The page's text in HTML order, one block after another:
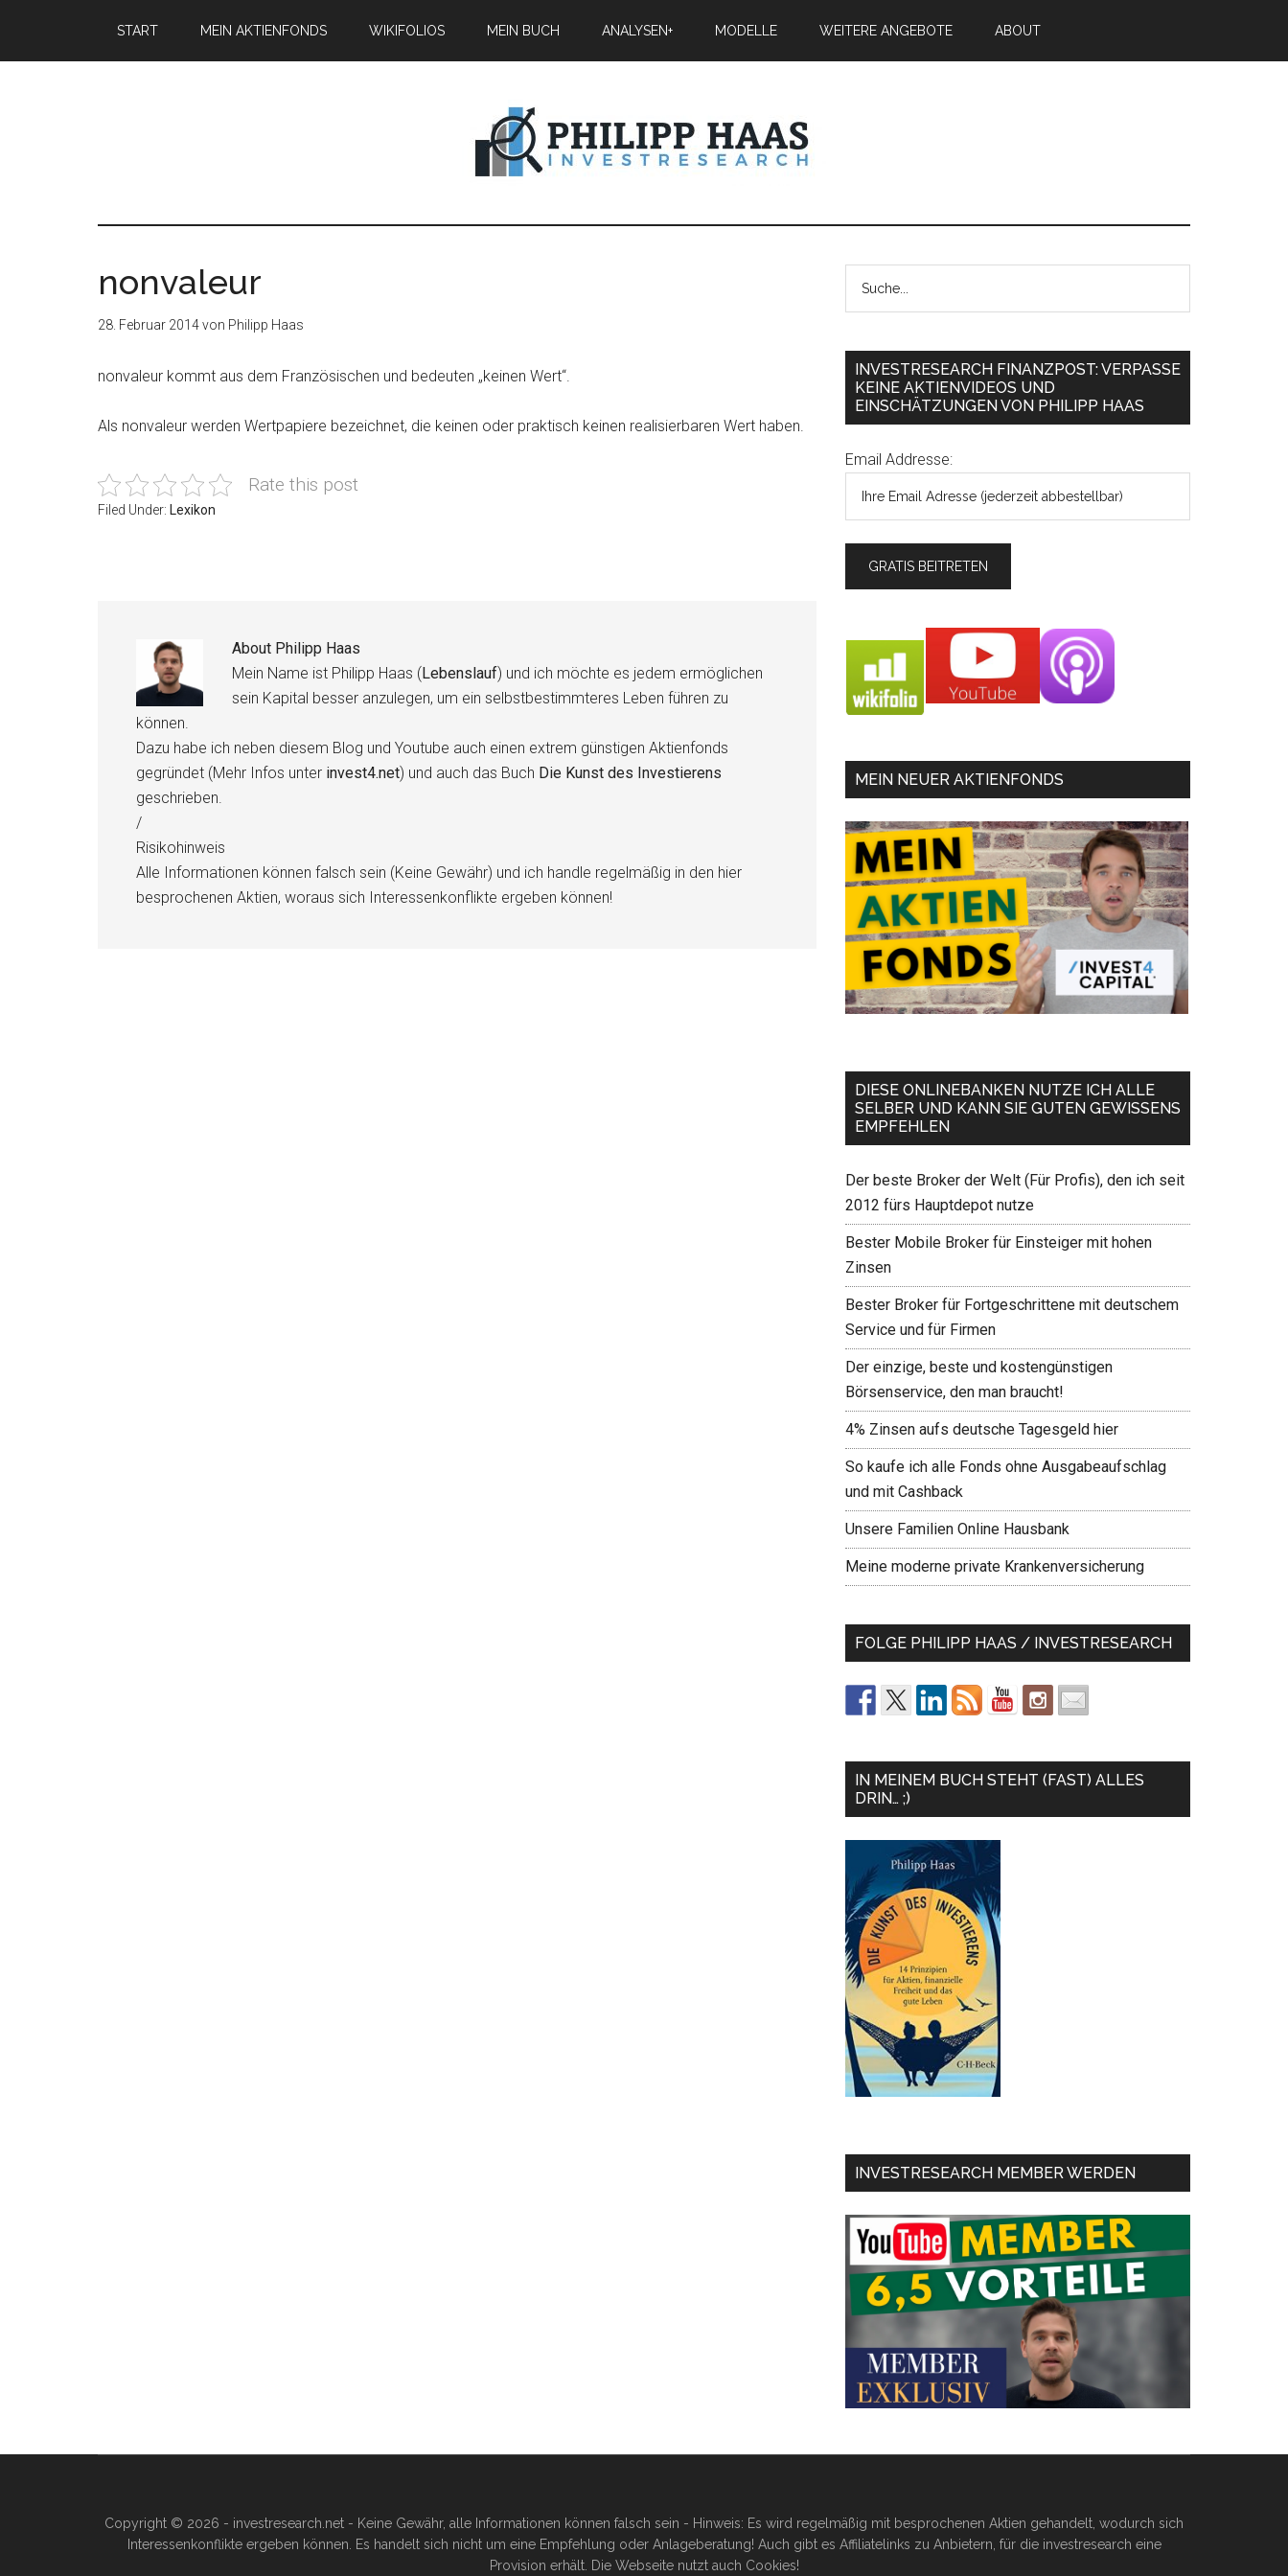
START MEIN AKTIENFONDS WIKIFOLIOS MEIN BUCH ANALYSEN+ MODELLE WEITERE ANGEBOTE ABOUT
nonvaleur
28. Februar 2014von Philipp Haas
nonvaleur kommt aus dem Französischen und bedeuten „keinen Wert“.
Als nonvaleur werden Wertpapiere bezeichnet, die keinen oder praktisch keinen realisierbaren Wert haben.
Rate this post
Filed Under: Lexikon
About Philipp Haas
Mein Name ist Philipp Haas (Lebenslauf) und ich möchte es jedem ermöglichen
sein Kapital besser anzulegen, um ein selbstbestimmteres Leben führen zu
können.
Dazu habe ich neben diesem Blog und Youtube auch einen extrem günstigen Aktienfonds
gegründet (Mehr Infos unter invest4.net) und auch das Buch Die Kunst des Investierens
geschrieben.
/
Risikohinweis
Alle Informationen können falsch sein (Keine Gewähr) und ich handle regelmäßig in den hier
besprochenen Aktien, woraus sich Interessenkonflikte ergeben können!
INVESTRESEARCH FINANZPOST: VERPASSE
KEINE AKTIENVIDEOS UND
EINSCHÄTZUNGEN VON PHILIPP HAAS
Email Addresse:
MEIN NEUER AKTIENFONDS
DIESE ONLINEBANKEN NUTZE ICH ALLE
SELBER UND KANN SIE GUTEN GEWISSENS
EMPFEHLEN
Der beste Broker der Welt (Für Profis), den ich seit
2012 fürs Hauptdepot nutze
Bester Mobile Broker für Einsteiger mit hohen
Zinsen
Bester Broker für Fortgeschrittene mit deutschem
Service und für Firmen
Der einzige, beste und kostengünstigen
Börsenservice, den man braucht!
4% Zinsen aufs deutsche Tagesgeld hier
So kaufe ich alle Fonds ohne Ausgabeaufschlag
und mit Cashback
Unsere Familien Online Hausbank
Meine moderne private Krankenversicherung
FOLGE PHILIPP HAAS / INVESTRESEARCH
IN MEINEM BUCH STEHT (FAST) ALLES
DRIN… ;)
INVESTRESEARCH MEMBER WERDEN
Copyright © 2026 - investresearch.net - Keine Gewähr, alle Informationen können falsch sein - Hinweis: Es wird regelmäßig mit besprochenen Aktien gehandelt, wodurch sich
Interessenkonflikte ergeben können. Es handelt sich nicht um eine Empfehlung oder Anlageberatung! Auch gibt es Affiliatelinks zu Anbietern, für die investresearch eine
Provision erhält. Die Webseite nutzt auch Cookies!